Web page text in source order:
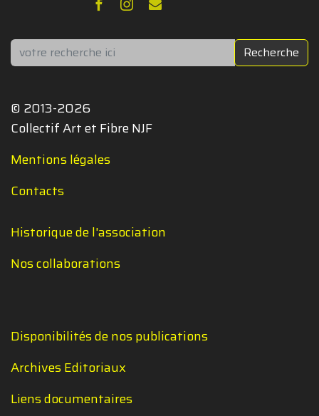
Rechercher Recherche
© 2013-2026
Collectif Art et Fibre NJF
Mentions légales
Contacts
Historique de l'association
Nos collaborations
Disponibilités de nos publications
Archives Editoriaux
Liens documentaires